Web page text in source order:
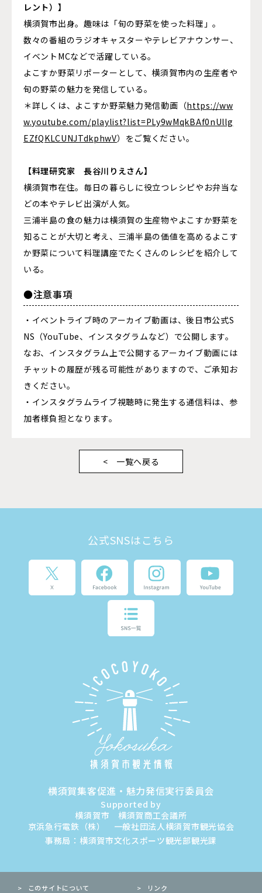
レント）】
横須賀市出身。趣味は「旬の野菜を使った料理」。
数々の番組のラジオキャスターやテレビアナウンサー、
イベントMCなどで活躍している。
よこすか野菜リポーターとして、横須賀市内の生産者や
旬の野菜の魅力を発信している。
＊詳しくは、よこすか野菜魅力発信動画（https://ww
w.youtube.com/playlist?list=PLy9wMqkBAf0nUllg
EZfQKLCUNJTdkphwV）をご覧ください。
【料理研究家 長谷川りえさん】
横須賀市在住。毎日の暮らしに役立つレシピやお弁当な
どの本やテレビ出演が人気。
三浦半島の食の魅力は横須賀の生産物やよこすか野菜を
知ることが大切と考え、三浦半島の価値を高めるよこす
か野菜について料理講座でたくさんのレシピを紹介して
いる。
●注意事項
・イベントライブ時のアーカイブ動画は、後日市公式S
NS（YouTube、インスタグラムなど）で公開します。
なお、インスタグラム上で公開するアーカイブ動画には
チャットの履歴が残る可能性がありますので、ご承知お
きください。
・インスタグラムライブ視聴時に発生する通信料は、参
加者様負担となります。
一覧へ戻る
公式SNSはこちら
横須賀集客促進・魅力発信実行委員会
Supported by
横須賀市 横須賀商工会議所
京浜急行電鉄（株） 一般社団法人横須賀市観光協会
事務局：横須賀市文化スポーツ観光部観光課
このサイトについて リンク